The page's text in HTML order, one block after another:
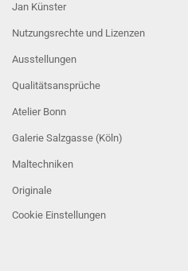
Jan Künster
Nutzungsrechte und Lizenzen
Ausstellungen
Qualitätsansprüche
Atelier Bonn
Galerie Salzgasse (Köln)
Maltechniken
Originale
Cookie Einstellungen